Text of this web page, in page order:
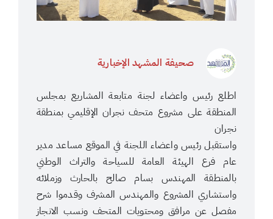
صحيفة المشهد الإخبارية
اطلع رئيس واعضاء لجنة متابعة المشاريع بمجلس
المنطقة على مشروع متحف نجران الإقليمي بمنطقة
نجران
واستقبل رئيس واعضاء اللجنة في الموقع مساعد مدير
عام فرع الهيئة العامة للسياحة والتراث الوطني
بالمنطقة المهندس بسام صالح بالحارث وزملائه
واستشاري المشروع والمهندس المشرف وقدموا شرح
مفصل عن مرافق ومحتويات المتحف ونسب الانجاز